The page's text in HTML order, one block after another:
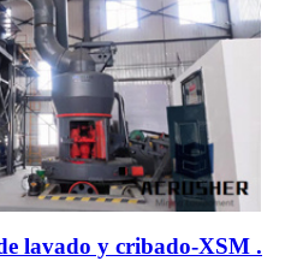
lavado y cribado-XSM .